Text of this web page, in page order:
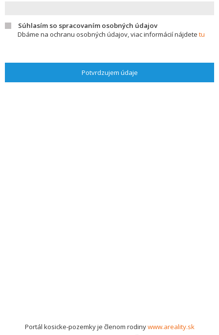
Súhlasím so spracovaním osobných údajov
Dbáme na ochranu osobných údajov, viac informácií nájdete tu
Portál kosicke-pozemky je členom rodinywww.areality.sk